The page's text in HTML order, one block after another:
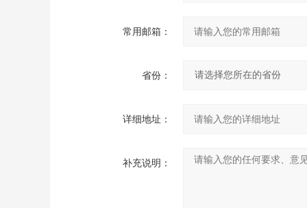
常用邮箱：
省份：
详细地址：
补充说明：